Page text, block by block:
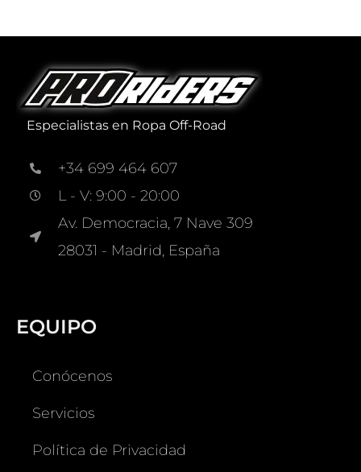
Especialistas en Ropa Off-Road
+34 699 464 607
L - V: 9:00 - 20:00
Av. Democracia, 7 Nave 309
28031 - Madrid, España
EQUIPO
Conócenos
Servicios
Política de Privacidad